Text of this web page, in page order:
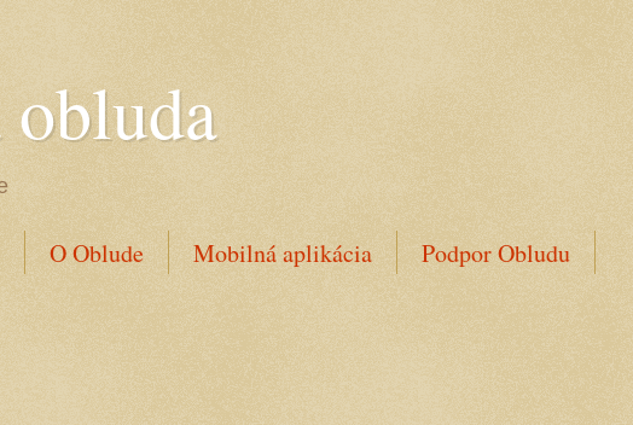
O Oblude Mobilná aplikácia Podpor Obludu